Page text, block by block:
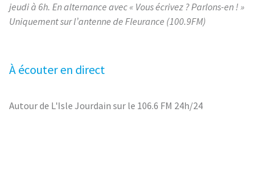
jeudi à 6h. En alternance avec « Vous écrivez ? Parlons-en ! »
Uniquement sur l’antenne de Fleurance (100.9FM)
À écouter en direct
Autour de L'Isle Jourdain sur le 106.6 FM 24h/24